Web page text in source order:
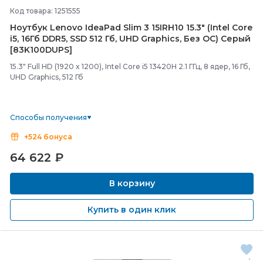
Код товара: 1251555
Ноутбук Lenovo IdeaPad Slim 3 15IRH10 15.3" (Intel Core
i5, 16Гб DDR5, SSD 512 Гб, UHD Graphics, Без ОС) Серый
[83K100DUPS]
15.3" Full HD (1920 x 1200), Intel Core i5 13420H 2.1 ГГц, 8 ядер, 16 Гб,
UHD Graphics, 512 Гб
Способы получения
+524 бонуса
64 622 ₽
В корзину
Купить в один клик